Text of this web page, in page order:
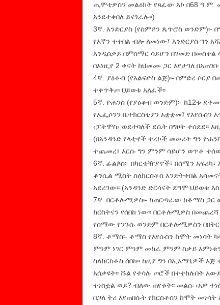
ጢሞቲዎስን መልዕክት የጻፈው እኮ በ68
እንደተቀበለ ይናገራሉ፡፡)
3ኛ. እንድርያስ (የስምዖን ጴጥሮስ ወንድም)፡-
የእኛን ተቀበል ብሎ ለመነው፤ እንድርያስ ግን
እንዲሰቃይ በምስማር ሳይሆን በገመድ በመስቀል
በእነዚያ 2 ቀናት ከህመሙ ጋር እየታገለ በአጠገቡ
4ኛ. ያዕቆብ (የእልፍዮስ ልጅ)፡- በምድረ
ተቀጥቅጦ ህይወቱ አለፈች፡፡
5ኛ. ዮሐንስ (የያዕቆብ ወንድም)፡- ከ12ቱ
የኤፌሶንን ቤተክርስቲያን አቋቋመ፤ የእየሱስን
‹ፓትሞስ› ወደተባለች ደሴት በግዞት ተሰደደ፡፡
(በአንዳንድ የላቲኖች ተረኮች መሠረት ግን
ተጨመረ፤ እርሱ ግን ምንም ሳይሆን ወጥቶ
6ኛ. ፊልጶስ፡- በካርቴዥያኖች፣ በሰሜን
ቆንሲል ሚስት ስለክርስቶስ እንድትቀበል
አደረገው፡፡ (አንዳንድ ድርሳናት ደግሞ ህይወቱ
7ኛ. በርቶሎሚዎስ፡- ከጠርጣራው ከቶማስ ጋር
ክርስትናን የሰበከ ነው፡፡ በርቶሎሚዎስ
የሰማው የንጉሱ ወንድም በርቶሎሚዎስን በበትር
8ኛ. ቶማስ፡- ቶማስ የእየሱስን ከሞት መነሳት
ምንም ነገር ምንም መከራ ምንም ስቃይ
ስለክርስቶስ ሰበከ፡፡ ከዚያ ግን በኢአማኒዎች እጅ
አሰቃዩት፡፡ ሹል የተሳሉ ጦሮች በተተከሉበት አውድ
ተነስቷል ወይ? ብለው ጠየቁት፡፡ መልሱ ‹አዎ
በጋለ ትሪ እየጠበሱት የክርስቶስን ከሞት መነሳት